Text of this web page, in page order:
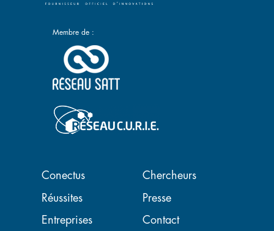
Membre de :
Navigation principale
Conectus
Réussites
Entreprises
Chercheurs
Presse
Contact